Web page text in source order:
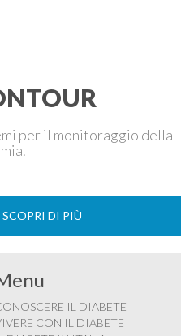
per il monitoraggio della
SCOPRI DI PIÙ
IL DIABETE
CON IL DIABETE